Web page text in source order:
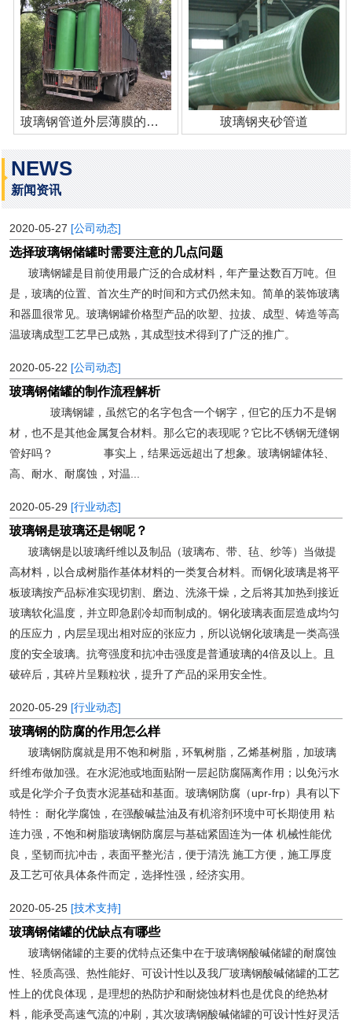
玻璃钢管道外层薄膜的作用 玻璃钢夹砂管道
NEWS
新闻资讯
2020-05-27 [公司动态]
选择玻璃钢储罐时需要注意的几点问题
玻璃钢罐是目前使用最广泛的合成材料，年产量达数百万吨。但
是，玻璃的位置、首次生产的时间和方式仍然未知。简单的装饰玻璃
和器皿很常见。玻璃钢罐价格型产品的吹塑、拉拔、成型、铸造等高
温玻璃成型工艺早已成熟，其成型技术得到了广泛的推广。
2020-05-22 [公司动态]
玻璃钢储罐的制作流程解析
玻璃钢罐，虽然它的名字包含一个钢字，但它的压力不是钢
材，也不是其他金属复合材料。那么它的表现呢？它比不锈钢无缝钢
管好吗？ 事实上，结果远远超出了想象。玻璃钢罐体轻、
高、耐水、耐腐蚀，对温...
2020-05-29 [行业动态]
玻璃钢是玻璃还是钢呢？
玻璃钢是以玻璃纤维以及制品（玻璃布、带、毡、纱等）当做提
高材料，以合成树脂作基体材料的一类复合材料。而钢化玻璃是将平
板玻璃按产品标准实现切割、磨边、洗涤干燥，之后将其加热到接近
玻璃软化温度，并立即急剧冷却而制成的。钢化玻璃表面层造成均匀
的压应力，内层呈现出相对应的张应力，所以说钢化玻璃是一类高强
度的安全玻璃。抗弯强度和抗冲击强度是普通玻璃的4倍及以上。且
破碎后，其碎片呈颗粒状，提升了产品的采用安全性。
2020-05-29 [行业动态]
玻璃钢的防腐的作用怎么样
玻璃钢防腐就是用不饱和树脂，环氧树脂，乙烯基树脂，加玻璃
纤维布做加强。在水泥池或地面贴附一层起防腐隔离作用；以免污水
或是化学介子负责水泥基础和基面。玻璃钢防腐（upr-frp）具有以下
特性： 耐化学腐蚀，在强酸碱盐油及有机溶剂环境中可长期使用 粘
连力强，不饱和树脂玻璃钢防腐层与基础紧固连为一体 机械性能优
良，坚韧而抗冲击，表面平整光洁，便于清洗 施工方便，施工厚度
及工艺可依具体条件而定，选择性强，经济实用。
2020-05-25 [技术支持]
玻璃钢储罐的优缺点有哪些
玻璃钢储罐的主要的优特点还集中在于玻璃钢酸碱储罐的耐腐蚀
性、轻质高强、热性能好、可设计性以及我厂玻璃钢酸碱储罐的工艺
性上的优良体现，是理想的热防护和耐烧蚀材料也是优良的绝热材
料，能承受高速气流的冲刷，其次玻璃钢酸碱储罐的可设计性好灵活